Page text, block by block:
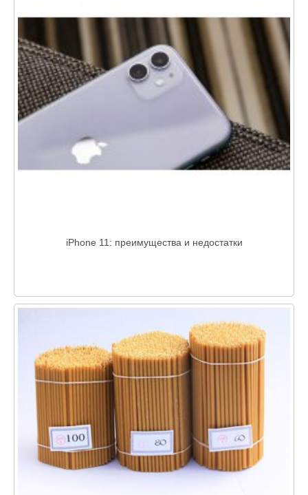
iPhone 11: преимущества и недостатки